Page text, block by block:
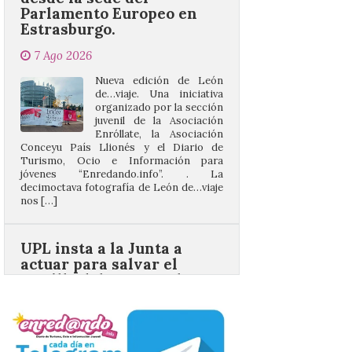
Nueva edición de León
de…viaje. Una iniciativa
Enróllate, la Asociación
Conceyu País Llionés y el Diario de
Turismo, Ocio e Información para
jóvenes “Enredando.info”. . La
decimoctava fotografía de León de…viaje
nos […]
UPL insta a la Junta a
actuar para salvar el
BIC en estado de ruina
7 Ago 2026
Cultural abandonado
desde 1949. Los
procuradores leonesistas
plantean que la Junta